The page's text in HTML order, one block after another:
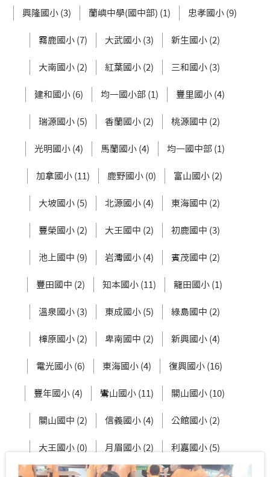
興隆國小 (3) 蘭嶼中學(國中部) (1) 忠孝國小 (9)
霧鹿國小 (7) 大武國小 (3) 新生國小 (2)
大南國小 (2) 紅葉國小 (2) 三和國小 (3)
建和國小 (6) 均一國小部 (1) 豐里國小 (4)
瑞源國小 (5) 香蘭國小 (2) 桃源國中 (2)
光明國小 (4) 馬蘭國小 (4) 均一國中部 (1)
加拿國小 (11) 鹿野國小 (0) 富山國小 (2)
大坡國小 (5) 北源國小 (4) 東海國中 (2)
豐榮國小 (2) 大王國中 (2) 初鹿國中 (3)
池上國中 (9) 岩灣國小 (4) 賓茂國中 (2)
豐田國中 (2) 知本國小 (11) 龍田國小 (1)
溫泉國小 (3) 東成國小 (5) 綠島國中 (2)
樟原國小 (2) 卑南國中 (2) 新興國小 (4)
電光國小 (6) 東海國小 (4) 復興國小 (16)
豐年國小 (4) 鸞山國小 (11) 關山國小 (10)
關山國中 (2) 信義國小 (4) 公館國小 (2)
大王國小 (0) 月眉國小 (2) 利嘉國小 (5)
新生國中 (3) 東大附小 (2)